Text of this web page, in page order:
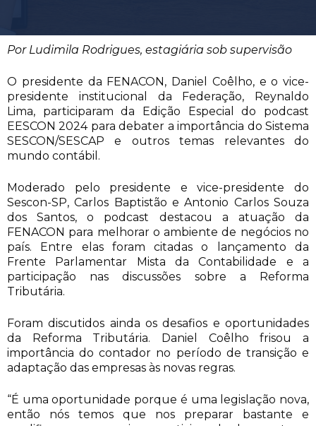
Por Ludimila Rodrigues, estagiária sob supervisão
O presidente da FENACON, Daniel Coêlho, e o vice-
presidente institucional da Federação, Reynaldo
Lima, participaram da Edição Especial do podcast
EESCON 2024 para debater a importância do Sistema
SESCON/SESCAP e outros temas relevantes do
mundo contábil.
Moderado pelo presidente e vice-presidente do
Sescon-SP, Carlos Baptistão e Antonio Carlos Souza
dos Santos, o podcast destacou a atuação da
FENACON para melhorar o ambiente de negócios no
país. Entre elas foram citadas o lançamento da
Frente Parlamentar Mista da Contabilidade e a
participação nas discussões sobre a Reforma
Tributária.
Foram discutidos ainda os desafios e oportunidades
da Reforma Tributária. Daniel Coêlho frisou a
importância do contador no período de transição e
adaptação das empresas às novas regras.
“É uma oportunidade porque é uma legislação nova,
então nós temos que nos preparar bastante e